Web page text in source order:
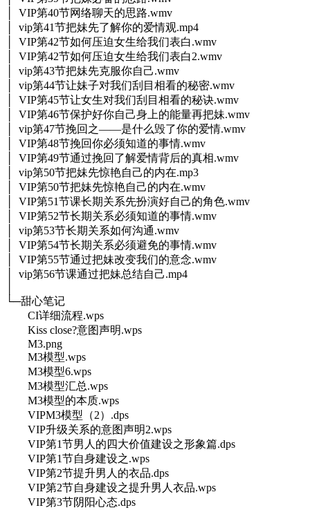
│ VIP第40节网络聊天的思路.wmv
│ vip第41节把妹先了解你的爱情观.mp4
│ VIP第42节如何压迫女生给我们表白.wmv
│ VIP第42节如何压迫女生给我们表白2.wmv
│ vip第43节把妹先克服你自己.wmv
│ vip第44节让妹子对我们刮目相看的秘密.wmv
│ VIP第45节让女生对我们刮目相看的秘诀.wmv
│ VIP第46节保护好你自己身上的能量再把妹.wmv
│ vip第47节挽回之——是什么毁了你的爱情.wmv
│ VIP第48节挽回你必须知道的事情.wmv
│ VIP第49节通过挽回了解爱情背后的真相.wmv
│ vip第50节把妹先惊艳自己的内在.mp3
│ VIP第50节把妹先惊艳自己的内在.wmv
│ VIP第51节课长期关系先扮演好自己的角色.wmv
│ VIP第52节长期关系必须知道的事情.wmv
│ vip第53节长期关系如何沟通.wmv
│ VIP第54节长期关系必须避免的事情.wmv
│ VIP第55节通过把妹改变我们的意念.wmv
│ vip第56节课通过把妹总结自己.mp4
└─甜心笔记
CI详细流程.wps
Kiss close?意图声明.wps
M3.png
M3模型.wps
M3模型6.wps
M3模型汇总.wps
M3模型的本质.wps
VIPM3模型（2）.dps
VIP升级关系的意图声明2.wps
VIP第1节男人的四大价值建设之形象篇.dps
VIP第1节自身建设之.wps
VIP第2节提升男人的衣品.dps
VIP第2节自身建设之提升男人衣品.wps
VIP第3节阴阳心态.dps